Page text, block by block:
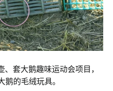
套大鹅趣味运动会项目，
的毛绒玩具。